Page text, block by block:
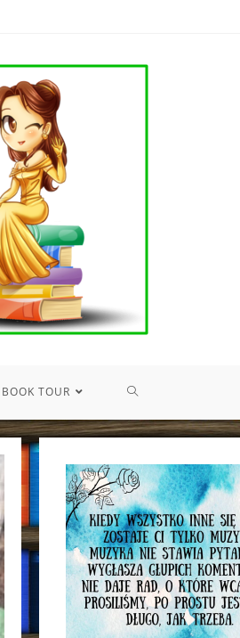
BOOK TOUR TOGGLE
SEARCH